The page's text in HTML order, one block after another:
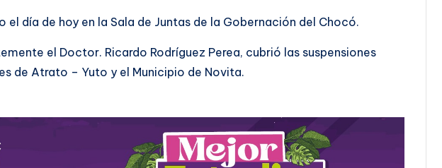
el día de hoy en la Sala de Juntas de la Gobernación del Chocó.
el Doctor. Ricardo Rodríguez Perea, cubrió las suspensiones
de Atrato – Yuto y el Municipio de Novita.